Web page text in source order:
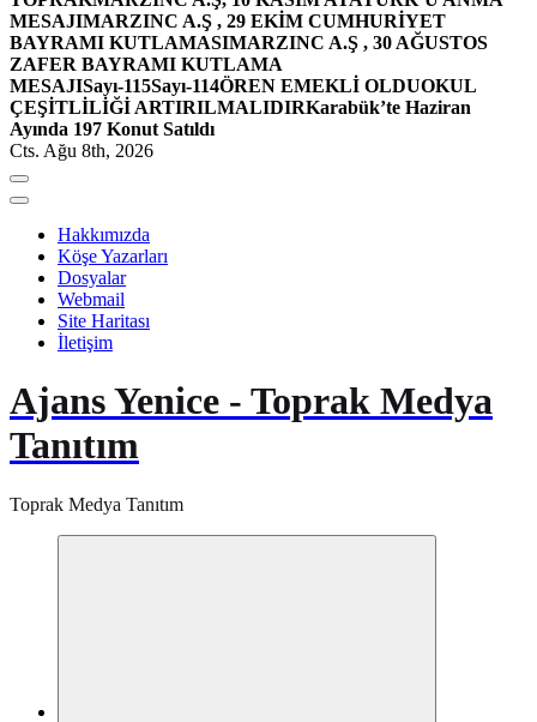
MESAJIMARZINC A.Ş , 29 EKİM CUMHURİYET
BAYRAMI KUTLAMASIMARZINC A.Ş , 30 AĞUSTOS
ZAFER BAYRAMI KUTLAMA
MESAJISayı-115Sayı-114ÖREN EMEKLİ OLDUOKUL
ÇEŞİTLİLİĞİ ARTIRILMALIDIRKarabük’te Haziran
Ayında 197 Konut Satıldı
Cts. Ağu 8th, 2026
Hakkımızda
Köşe Yazarları
Dosyalar
Webmail
Site Haritası
İletişim
Ajans Yenice - Toprak Medya
Tanıtım
Toprak Medya Tanıtım